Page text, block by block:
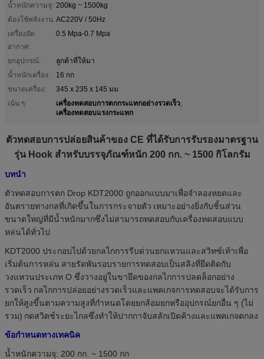
น้ำหนักความจุ: 200kg ~ 1500kg
ต้องใช้พลังงาน: AC220V / 50Hz
เครื่องอัด
อากาศ:
0.5 Mpa-0.7 Mpa
ยกอุปกรณ์:
ลูกค้าที่ให้มา
น้ำหนักเครื่อง:
16 กก
ขนาดเครื่อง:
345 x 235 x 145 มม
เน้น ๆ:
เครื่องทดสอบการตกกระแทกอย่างรวดเร็ว,
เครื่องทดสอบแรงกระแทก
ตัวทดสอบการปล่อยสินค้าของ CE ที่ได้รับการรับรองมาตรฐาน
รุ่น Hook สำหรับบรรจุภัณฑ์หนัก 200 กก. ~ 1500 กิโลกรัม
บทนำ
ตัวทดสอบการตก Drop KDT2000 ถูกออกแบบมาเพื่อจำลองหยดและ
อันตรายทางกลที่เกิดขึ้นในการกระจายตัว เหมาะอย่างยิ่งกับชิ้นส่วน
ขนาดใหญ่ที่มีน้ำหนักมากซึ่งไม่สามารถทดสอบกับเครื่องทดสอบแบบ
หล่นได้ทั่วไป
KDT2000 ประกอบไปด้วยกลไกการรีบด่วนยกแหวนและสวิทซ์เท้าเพื่อ
เริ่มต้นการหล่น สายรัดพันรอบรายการทดสอบเป็นสลิงที่ยึดติดกับ
วงแหวนประเภท O ซึ่งวางอยู่ในขายึดของกลไกการปลดล็อกอย่าง
รวดเร็ว กลไกการปล่อยอย่างรวดเร็วและแพคเกจการทดสอบจะได้รับการ
ยกให้สูงขึ้นตามความสูงที่กำหนดโดยยกส้อมยกหรืออุปกรณ์ยกอื่น ๆ (ไม่
รวม) กดสวิตช์ระยะไกลซึ่งทำให้ปากกาจับสลักเปิดค้างและแพคเกจตกลง
ข้อกำหนดทางเทคนิค
น้ำหนักความจุ: 200 กก. ~ 1500 กก